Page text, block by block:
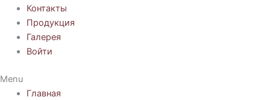
Контакты
Продукция
Галерея
Войти
Menu
Главная